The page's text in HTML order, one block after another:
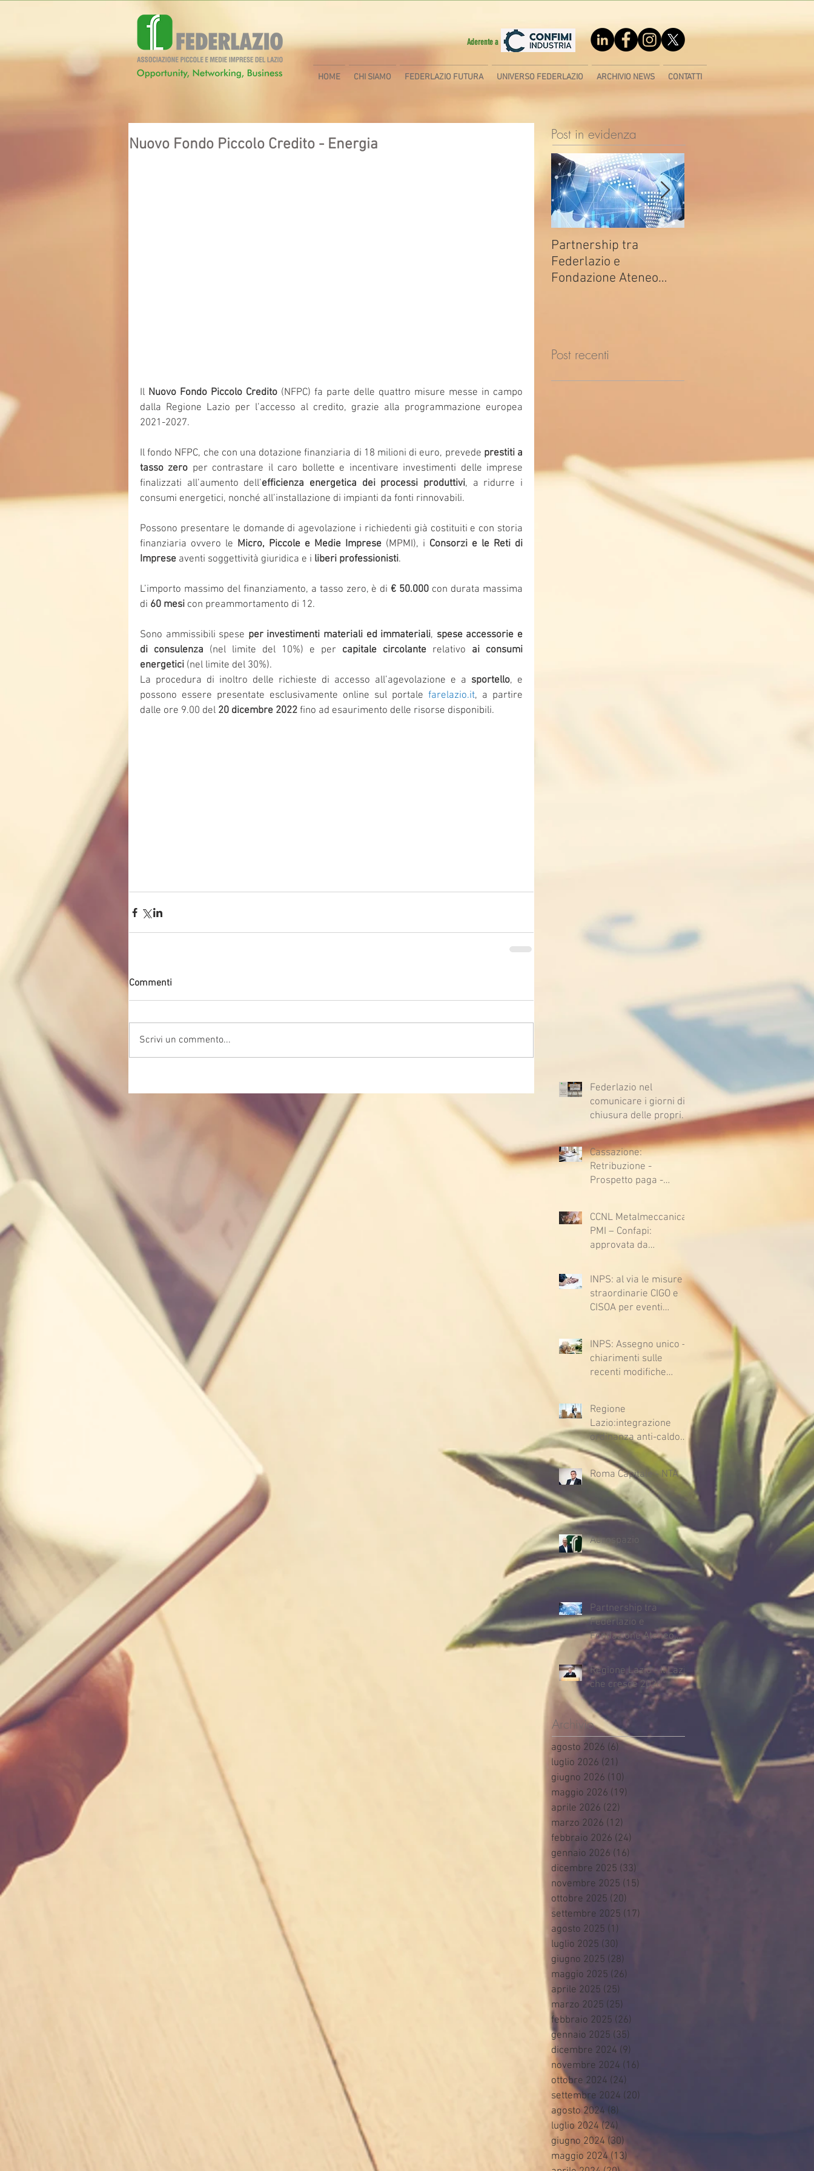
Aderente a
HOME CHI SIAMO FEDERLAZIO FUTURA UNIVERSO FEDERLAZIO ARCHIVIO NEWS CONTATTI
Nuovo Fondo Piccolo Credito - Energia
Il Nuovo Fondo Piccolo Credito (NFPC) fa parte delle quattro misure messe in campo
dalla Regione Lazio per l’accesso al credito, grazie alla programmazione europea
2021-2027.
Il fondo NFPC, che con una dotazione finanziaria di 18 milioni di euro, prevede prestiti a
tasso zero per contrastare il caro bollette e incentivare investimenti delle imprese
finalizzati all’aumento dell’efficienza energetica dei processi produttivi, a ridurre i
consumi energetici, nonché all’installazione di impianti da fonti rinnovabili.
Possono presentare le domande di agevolazione i richiedenti già costituiti e con storia
finanziaria ovvero le Micro, Piccole e Medie Imprese (MPMI), i Consorzi e le Reti di
Imprese aventi soggettività giuridica e i liberi professionisti.
L’importo massimo del finanziamento, a tasso zero, è di € 50.000 con durata massima
di 60 mesi con preammortamento di 12.
Sono ammissibili spese per investimenti materiali ed immateriali, spese accessorie e
di consulenza (nel limite del 10%) e per capitale circolante relativo ai consumi
energetici (nel limite del 30%).
La procedura di inoltro delle richieste di accesso all’agevolazione e a sportello, e
possono essere presentate esclusivamente online sul portale farelazio.it, a partire
dalle ore 9.00 del 20 dicembre 2022 fino ad esaurimento delle risorse disponibili.
Commenti
Scrivi un commento...
Post in evidenza
Partnership tra
Federlazio e
Fondazione Ateneo
Post recenti
Federlazio nel
comunicare i giorni di
chiusura delle proprie
sedi, augura BUONE
VACANZE a tutti!
Cassazione:
Retribuzione -
Prospetto paga -
sfavore del datore di
lavoro - Prova legale -
Sussiste. (Cc, articoli
2732, 2734 e 2735)
CCNL Metalmeccanica
PMI – Confapi:
approvata da
l’ipotesi di accordo per
il rinnovo del CCNL
INPS: al via le misure
straordinarie CIGO e
CISOA per eventi
INPS: Assegno unico –
chiarimenti sulle
recenti modifiche
Regione
Lazio:integrazione
ordinanza anti-caldo
per l'estate 2026
Roma Capitale - NTA
Aerospazio
Partnership tra
Federlazio e
Fondazione Ateneo
Impresa
Regione Lazio - Il Lazio
che cresce 2026
Archivio
agosto 2026 (6) 6 post
luglio 2026 (21)
giugno 2026 (10)
maggio 2026 (19)
aprile 2026 (22)
marzo 2026 (12)
febbraio 2026 (24)
gennaio 2026 (16)
dicembre 2025 (33)
novembre 2025 (15)
ottobre 2025 (20)
settembre 2025 (17)
agosto 2025 (1)
luglio 2025 (30)
giugno 2025 (28)
maggio 2025 (26)
aprile 2025 (25)
marzo 2025 (25)
febbraio 2025 (26)
gennaio 2025 (35)
dicembre 2024 (9)
novembre 2024 (16)
ottobre 2024 (24)
settembre 2024 (20)
agosto 2024 (8)
luglio 2024 (24)
giugno 2024 (30)
maggio 2024 (13)13 post